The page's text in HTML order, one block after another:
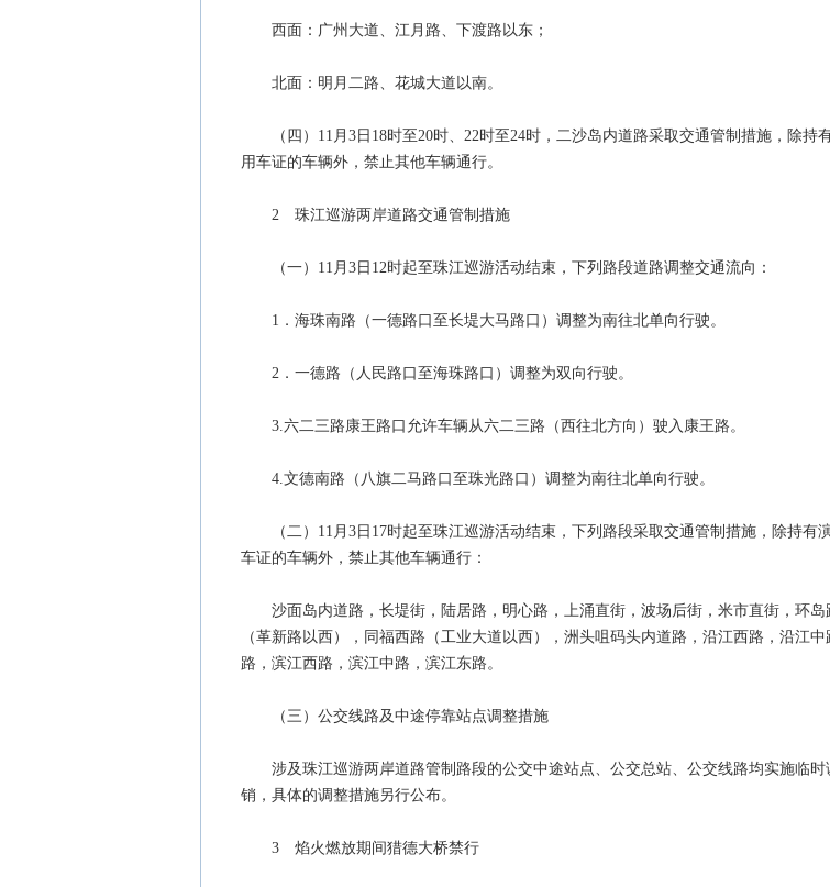
西面：广州大道、江月路、下渡路以东；
北面：明月二路、花城大道以南。
（四）11月3日18时至20时、22时至24时，二沙岛内道路采取交通管制措施，除持
用车证的车辆外，禁止其他车辆通行。
2 珠江巡游两岸道路交通管制措施
（一）11月3日12时起至珠江巡游活动结束，下列路段道路调整交通流向：
1．海珠南路（一德路口至长堤大马路口）调整为南往北单向行驶。
2．一德路（人民路口至海珠路口）调整为双向行驶。
3.六二三路康王路口允许车辆从六二三路（西往北方向）驶入康王路。
4.文德南路（八旗二马路口至珠光路口）调整为南往北单向行驶。
（二）11月3日17时起至珠江巡游活动结束，下列路段采取交通管制措施，除持有
车证的车辆外，禁止其他车辆通行：
沙面岛内道路，长堤街，陆居路，明心路，上涌直街，波场后街，米市直街，环岛
（革新路以西），同福西路（工业大道以西），洲头咀码头内道路，沿江西路，沿江
路，滨江西路，滨江中路，滨江东路。
（三）公交线路及中途停靠站点调整措施
涉及珠江巡游两岸道路管制路段的公交中途站点、公交总站、公交线路均实施临时
销，具体的调整措施另行公布。
3 焰火燃放期间猎德大桥禁行